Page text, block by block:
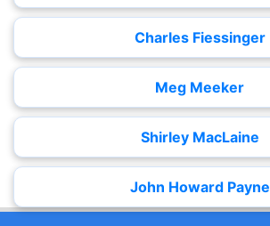
Charles Fiessinger
Meg Meeker
Shirley MacLaine
John Howard Payne